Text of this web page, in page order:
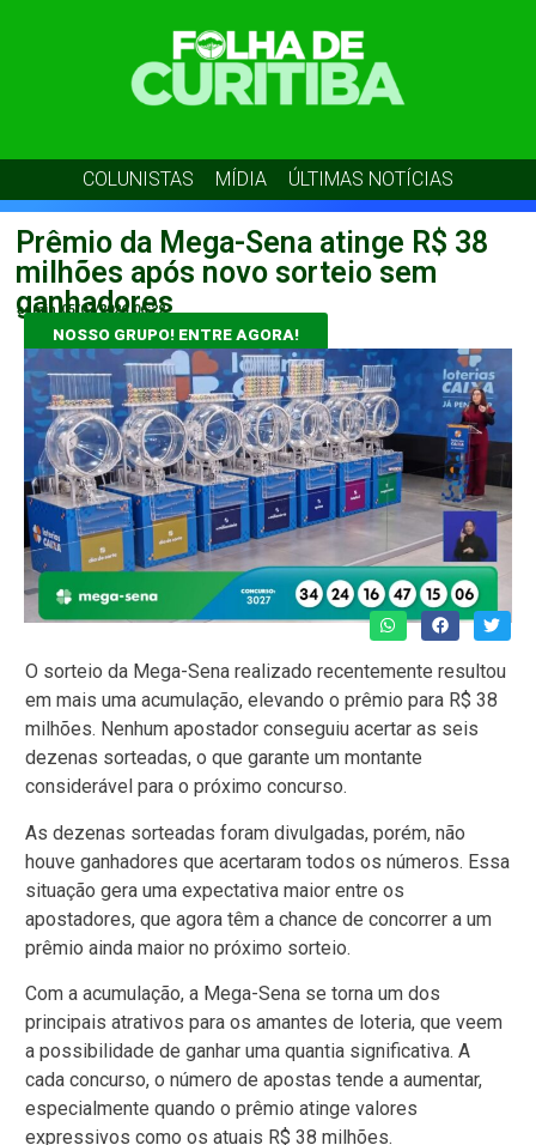
COLUNISTAS MÍDIA ÚLTIMAS NOTÍCIAS
Prêmio da Mega-Sena atinge R$ 38
milhões após novo sorteio sem
ganhadores
admin 05/07/2026 06:22
NOSSO GRUPO! ENTRE AGORA!
O sorteio da Mega-Sena realizado recentemente resultou
em mais uma acumulação, elevando o prêmio para R$ 38
milhões. Nenhum apostador conseguiu acertar as seis
dezenas sorteadas, o que garante um montante
considerável para o próximo concurso.
As dezenas sorteadas foram divulgadas, porém, não
houve ganhadores que acertaram todos os números. Essa
situação gera uma expectativa maior entre os
apostadores, que agora têm a chance de concorrer a um
prêmio ainda maior no próximo sorteio.
Com a acumulação, a Mega-Sena se torna um dos
principais atrativos para os amantes de loteria, que veem
a possibilidade de ganhar uma quantia significativa. A
cada concurso, o número de apostas tende a aumentar,
especialmente quando o prêmio atinge valores
expressivos como os atuais R$ 38 milhões.